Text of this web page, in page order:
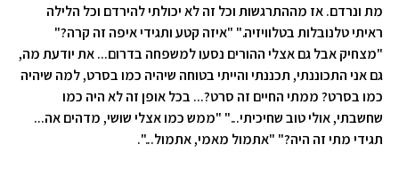
מת ונרדם. אז מההתרגשות וכל זה לא יכולתי להירדם וכל הלילה
ראיתי טלנובלות בטלוויזיה." "איזה קטע ותגידי איפה זה קרה?"
"מצחיק אבל גם אצלי ההורים נסעו למשפחה בדרום... את יודעת מה,
גם אני התכוננתי, תכננתי והייתי בטוחה שיהיה כמו בסרט, למה שיהיה
כמו בסרט? ממתי החיים זה סרט?... בכל אופן זה לא היה כמו
שחשבתי, אולי טוב שחיכיתי..." "ממש כמו אצלי שושי, מדהים אה...
תגידי מתי זה היה?" "אתמול מאמי, אתמול...".